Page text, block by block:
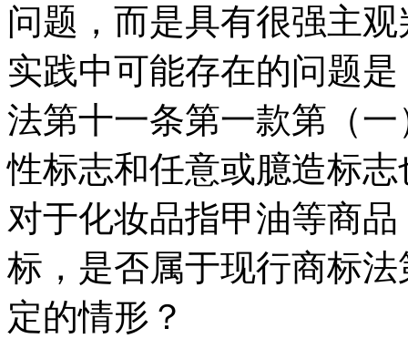
问题，而是具有很强主
实践中可能存在的问题
法第十一条第一款第（
性标志和任意或臆造标
对于化妆品指甲油等商
标，是否属于现行商标
定的情形？